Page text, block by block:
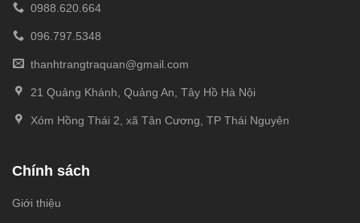
0988.620.664
096.797.5348
thanhtrangtraquan@gmail.com
21 Quảng Khánh, Quảng An, Tây Hồ Hà Nội
Xóm Hồng Thái 2, xã Tân Cương, TP Thái Nguyên
Chính sách
Giới thiệu